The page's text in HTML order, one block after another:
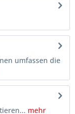
umfassen die
mehr